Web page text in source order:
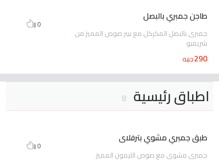
طاجن جمبري بالبصل
جمبرى بالبصل المكركل مع بيبر صوص المميز من
شريمبو
290جنيه
0
اطباق رئيسية 8
طبق جمبري مشوي بترفلاى
جمبري مشوي مع صوص الليمون المميز
0